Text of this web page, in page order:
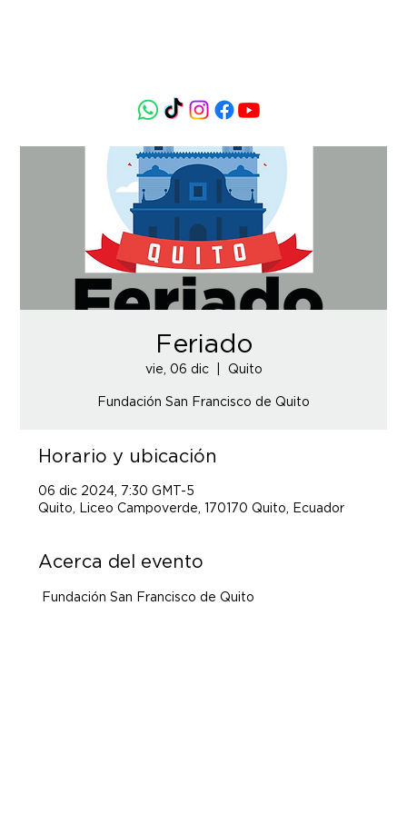
Feriado
vie, 06 dic
  |
Quito
Fundación San Francisco de Quito
Horario y ubicación
06 dic 2024, 7:30 GMT-5
Quito, Liceo Campoverde, 170170 Quito, Ecuador
Acerca del evento
Fundación San Francisco de Quito